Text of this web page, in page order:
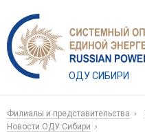
ОДУ СИБИРИ
Филиалы и представительства
Новости ОДУ Сибири